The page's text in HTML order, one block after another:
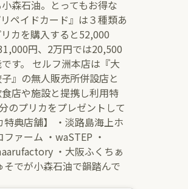
森石油。とってもお得な
リペイドカード』は３種類あ
カを購入すると52,000
円、2万円では20,500
す。 セルフ洲本店は『大
』の無人販売所併設店と
店や施設と提携し利用特
のプリカをプレゼントして
特典店舗】 ・淡路島海上ホ
ァーム ・waSTEP ・
・大阪ふくちぁ
でが小森石油で韻踏んで